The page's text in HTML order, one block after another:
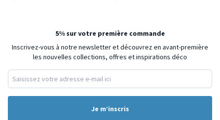
5% sur votre première commande
Inscrivez-vous à notre newsletter et découvrez en avant-première
les nouvelles collections, offres et inspirations déco
Je m’inscris